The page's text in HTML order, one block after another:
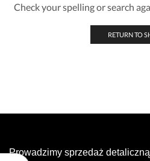
Check your spelling or search
RETURN TO
Prowadzimy sprzedaż